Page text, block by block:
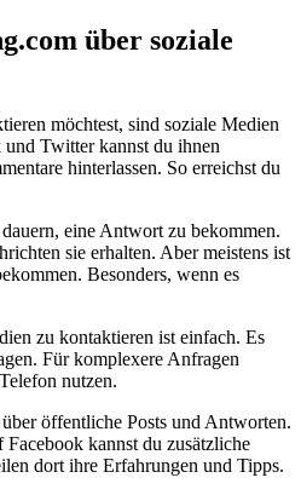
über soziale
möchtest, sind soziale Medien
Twitter kannst du ihnen
hinterlassen. So erreichst du
eine Antwort zu bekommen.
sie erhalten. Aber meistens ist
Besonders, wenn es
zu kontaktieren ist einfach. Es
Für komplexere Anfragen
nutzen.
öffentliche Posts und Antworten.
kannst du zusätzliche
dort ihre Erfahrungen und Tipps.